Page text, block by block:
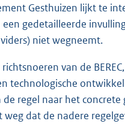
Gesthuizen lijkt te
gedetailleerde
niet wegneemt.
van de
technologische
regel naar het
dat de nadere